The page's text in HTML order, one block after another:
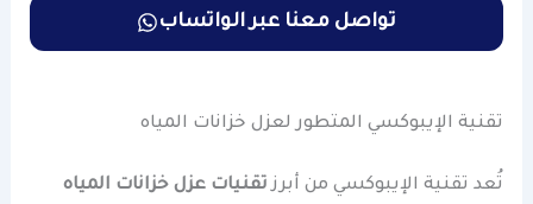
تواصل معنا عبر الواتساب
تقنية الإيبوكسي المتطور لعزل خزانات المياه
تُعد تقنية الإيبوكسي من أبرزتقنيات عزل خزانات المياه